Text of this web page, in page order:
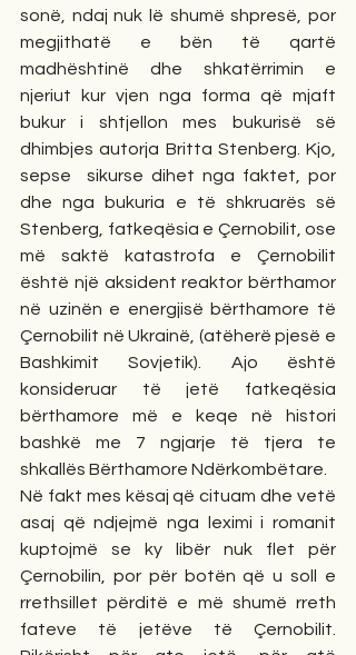
sonë, ndaj nuk lë shumë shpresë, por
megjithatë e bën të qartë
madhështinë dhe shkatërrimin e
njeriut kur vjen nga forma që mjaft
bukur i shtjellon mes bukurisë së
dhimbjes autorja Britta Stenberg. Kjo,
sepse  sikurse dihet nga faktet, por
dhe nga bukuria e të shkruarës së
Stenberg, fatkeqësia e Çernobilit, ose
më saktë katastrofa e Çernobilit
është një aksident reaktor bërthamor
në uzinën e energjisë bërthamore të
Çernobilit në Ukrainë, (atëherë pjesë e
Bashkimit Sovjetik). Ajo është
konsideruar të jetë fatkeqësia
bërthamore më e keqe në histori
bashkë me 7 ngjarje të tjera te
shkallës Bërthamore Ndërkombëtare.
Në fakt mes kësaj që cituam dhe vetë
asaj që ndjejmë nga leximi i romanit
kuptojmë se ky libër nuk flet për
Çernobilin, por për botën që u soll e
rrethsillet përditë e më shumë rreth
fateve të jetëve të Çernobilit.